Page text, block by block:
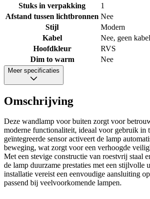
Stuks in verpakking
1
Afstand tussen lichtbronnen Nee
Stijl
Modern
Kabel
Nee, geen
Hoofdkleur
RVS
Dim to warm
Nee
Meer specificaties
Omschrijving
Deze wandlamp voor buiten zorgt voor
moderne functionaliteit, ideaal voor gebruik in
geïntegreerde sensor activeert de lamp
beweging, wat zorgt voor een verhoogde
Met een stevige constructie van roestvrij staal
de lamp duurzame prestaties met een stijlvolle
installatie vereist een eenvoudige aansluiting
passend bij veelvoorkomende lampen.